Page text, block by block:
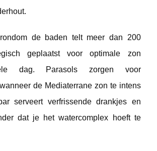
de baden telt meer dan 200
geplaatst voor optimale zon
dag. Parasols zorgen voor
de Mediaterrane zon te intens
serveert verfrissende drankjes en
dat je het watercomplex hoeft te